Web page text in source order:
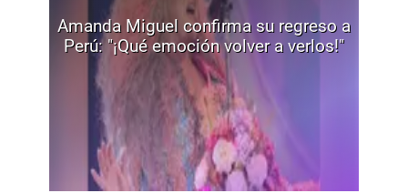
Amanda Miguel confirma su regreso a
Perú: "¡Qué emoción volver a verlos!"